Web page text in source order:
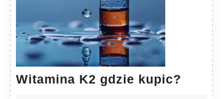
Witamina K2 gdzie kupic?